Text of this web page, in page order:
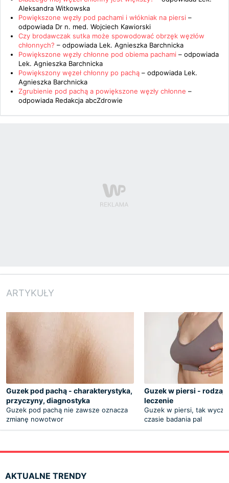
Aleksandra Witkowska
Powiększone węzły pod pachami i włókniak na piersi –
odpowiada Dr n. med. Wojciech Kawiorski
Czy brodawczak sutka może spowodować obrzęk węzłów
chłonnych? – odpowiada Lek. Agnieszka Barchnicka
Powiększone węzły chłonne pod obiema pachami – odpowiada
Lek. Agnieszka Barchnicka
Powiększony węzeł chłonny po pachą – odpowiada Lek.
Agnieszka Barchnicka
Zgrubienie pod pachą a powiększone węzły chłonne –
odpowiada Redakcja abcZdrowie
ARTYKUŁY
Guzek pod pachą - charakterystyka,
przyczyny, diagnostyka
Guzek pod pachą nie zawsze oznacza
zmianę nowotwor
Guzek w piersi -
leczenie
Guzek w piersi, tak
czasie badania pal
AKTUALNE TRENDY